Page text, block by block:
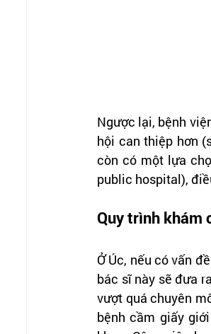
Ngược lại, bệnh
hội can thiệp hơn
còn có một lựa
public hospital),
Quy trình khám
Ở Úc, nếu có vấn
bác sĩ này sẽ đưa
vượt quá chuyên
bệnh cầm giấy